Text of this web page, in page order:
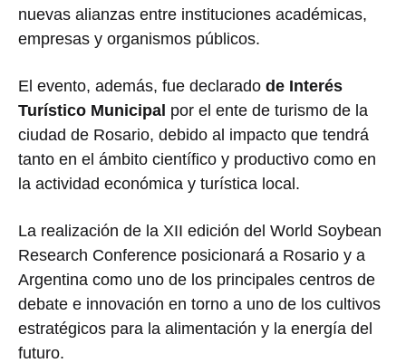
nuevas alianzas entre instituciones académicas,
empresas y organismos públicos.
El evento, además, fue declarado de Interés
Turístico Municipal por el ente de turismo de la
ciudad de Rosario, debido al impacto que tendrá
tanto en el ámbito científico y productivo como en
la actividad económica y turística local.
La realización de la XII edición del World Soybean
Research Conference posicionará a Rosario y a
Argentina como uno de los principales centros de
debate e innovación en torno a uno de los cultivos
estratégicos para la alimentación y la energía del
futuro.